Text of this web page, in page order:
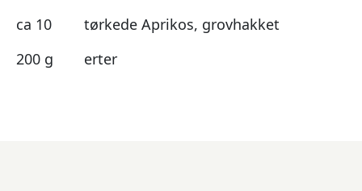
ca 10
tørkede Aprikos, grovhakket
200 g
erter